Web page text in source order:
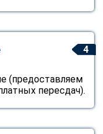
4
(предоставляем
пересдач).